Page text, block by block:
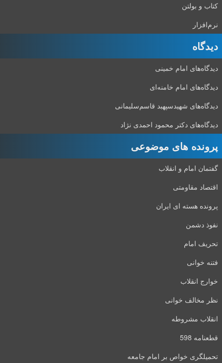
کتاب و بولتن
نرم‌افزار
دیدگاه‌
دیدگاه‌های امام خمینی
دیدگاه‌های امام خامنه‌ای
دیدگاه‌های شهید‌سپهبد قاسم‌سلیمانی
دیدگاه‌های دکتر محمود احمدی نژاد
پرونده های موضوعی
گفتمان امام و انقلاب
اقتصاد مقاومتی
پرونده هسته ای ایران
نفوذ دشمن
تحریف امام
فتنه خوانی
خوارج انقلاب
نظر مخالف خوانی
انقلاب مشروطه
قطعنامه 598
تحمیلگری خواص بر امام جامعه